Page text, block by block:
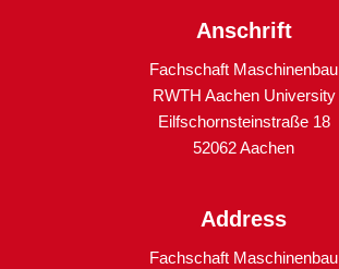
Anschrift
Fachschaft Maschinenbau
RWTH Aachen University
Eilfschornsteinstraße 18
52062 Aachen
Address
Fachschaft Maschinenbau